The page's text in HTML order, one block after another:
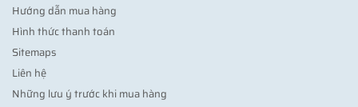
Hướng dẫn mua hàng
Hình thức thanh toán
Sitemaps
Liên hệ
Những lưu ý trước khi mua hàng